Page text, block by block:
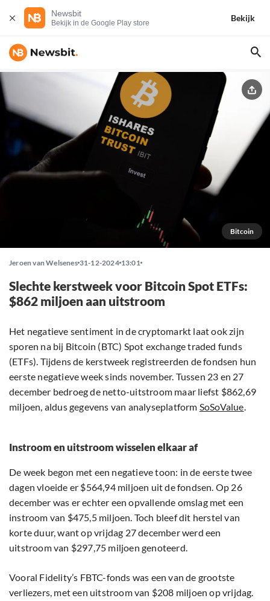
Newsbit
Bekijk in de Google Play store
Bekijk
Bitcoin
Jeroen van Welsenes 31-12-2024 13:01
Slechte kerstweek voor Bitcoin Spot ETFs:
$862 miljoen aan uitstroom
Het negatieve sentiment in de cryptomarkt laat ook zijn
sporen na bij Bitcoin (BTC) Spot exchange traded funds
(ETFs). Tijdens de kerstweek registreerden de fondsen hun
eerste negatieve week sinds november. Tussen 23 en 27
december bedroeg de netto-uitstroom maar liefst $862,69
miljoen, aldus gegevens van analyseplatform SoSoValue.
Instroom en uitstroom wisselen elkaar af
De week begon met een negatieve toon: in de eerste twee
dagen vloeide er $564,94 miljoen uit de fondsen. Op 26
december was er echter een opvallende omslag met een
instroom van $475,5 miljoen. Toch bleef dit herstel van
korte duur, want op vrijdag 27 december werd een
uitstroom van $297,75 miljoen genoteerd.
Vooral Fidelity’s FBTC-fonds was een van de grootste
verliezers, met een uitstroom van $208 miljoen op vrijdag.